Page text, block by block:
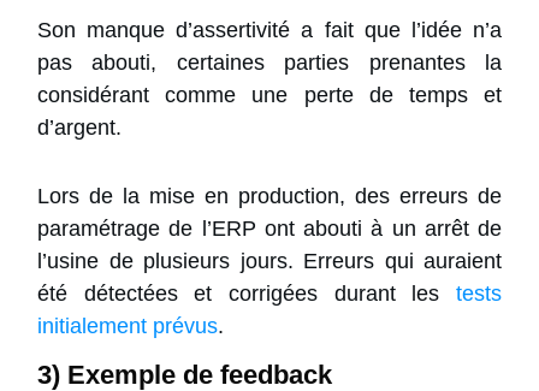
Son manque d’assertivité a fait que l’idée n’a
pas abouti, certaines parties prenantes la
considérant comme une perte de temps et
d’argent.
Lors de la mise en production, des erreurs de
paramétrage de l’ERP ont abouti à un arrêt de
l’usine de plusieurs jours. Erreurs qui auraient
été détectées et corrigées durant les tests
initialement prévus.
3) Exemple de feedback